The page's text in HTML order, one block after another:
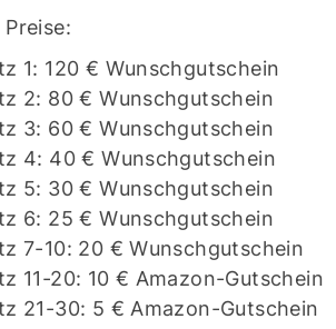
Preise:
1: 120 € Wunschgutschein
2: 80 € Wunschgutschein
3: 60 € Wunschgutschein
4: 40 € Wunschgutschein
5: 30 € Wunschgutschein
6: 25 € Wunschgutschein
7-10: 20 € Wunschgutschein
11-20: 10 € Amazon-Gutschein
21-30: 5 € Amazon-Gutschein